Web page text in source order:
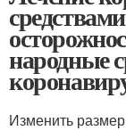
народные
Изменить размер